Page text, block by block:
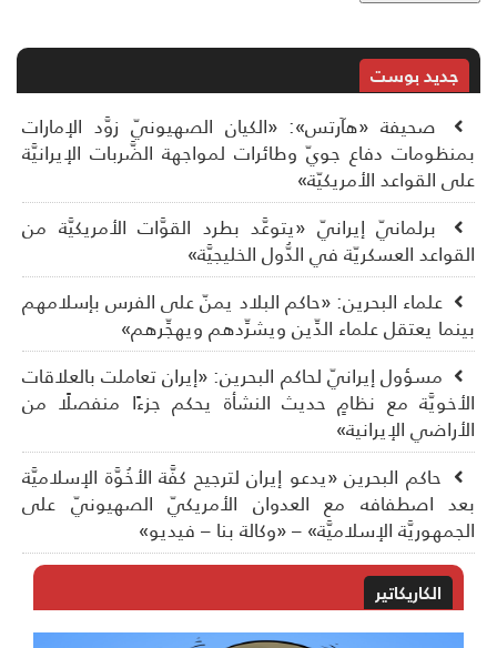
جديد بوست
صحيفة «هآرتس»: «الكيان الصهيونيّ زوَّد الإمارات
دفاع جويّ وطائرات لمواجهة الضَّربات الإيرانيَّة
القواعد الأمريكيّة»
برلمانيّ إيرانيّ «يتوعَّد بطرد القوَّات الأمريكيَّة من
العسكريّة في الدُّول الخليجيَّة»
علماء البحرين: «حاكم البلاد يمنّ على الفرس بإسلامهم
يعتقل علماء الدِّين ويشرِّدهم ويهجِّرهم»
مسؤول إيرانيّ لحاكم البحرين: «إيران تعاملت بالعلاقات
مع نظامٍ حديث النشأة يحكم جزءًا منفصلًا من
الإيرانية»
حاكم البحرين «يدعو إيران لترجيح كفَّة الأخُوَّة الإسلاميَّة
اصطفافه مع العدوان الأمريكيّ الصهيونيّ على
الإسلاميَّة» – «وكالة بنا – فيديو»
الكاريكاتير